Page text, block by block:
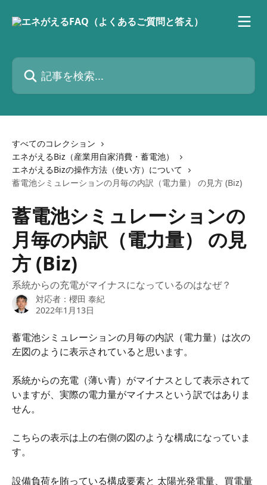
記事を検索...
すべてのコレクション
エネがえるBiz（産業用自家消費・蓄電池）
エネがえるBizの操作方法（使い方）について
蓄電池シミュレーションの月毎の内訳（電力量） の見方 (Biz)
蓄電池シミュレーションの
月毎の内訳（電力量） の見
方 (Biz)
系統からの充電がマイナスになっているのはなぜ？
対応者： 櫻田 泰紀
2022年1月13日
蓄電池シミュレーションの月毎の内訳（電力量）は次の
左図のように表示されていると思います。
系統からの充電（薄い青）がマイナスとして表示されて
いますが、実際の電力量がマイナスという訳ではありま
せん。
こちらの表示は上の右側の図のような構成になっていま
す。
設備負荷を賄っている構成要素と 太陽光発電量、買電量